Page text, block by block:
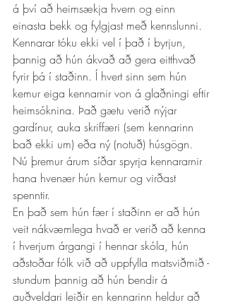
á því að heimsækja hvern og einn
einasta bekk og fylgjast með kennslunni.
Kennarar tóku ekki vel í það í byrjun,
þannig að hún ákvað að gera eitthvað
fyrir þá í staðinn. Í hvert sinn sem hún
kemur eiga kennarnir von á glaðningi eftir
heimsóknina. Það gætu verið nýjar
gardínur, auka skriffæri (sem kennarinn
bað ekki um) eða ný (notuð) húsgögn.
Nú þremur árum síðar spyrja kennararnir
hana hvenær hún kemur og virðast
spenntir.
En það sem hún fær í staðinn er að hún
veit nákvæmlega hvað er verið að kenna
í hverjum árgangi í hennar skóla, hún
aðstoðar fólk við að uppfylla matsviðmið -
stundum þannig að hún bendir á
auðveldari leiðir en kennarinn heldur að